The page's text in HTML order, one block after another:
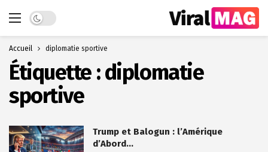
Dark mode
Accueil diplomatie sportive
Étiquette :diplomatie
sportive
Trump et Balogun : l’Amérique
d’Abord…